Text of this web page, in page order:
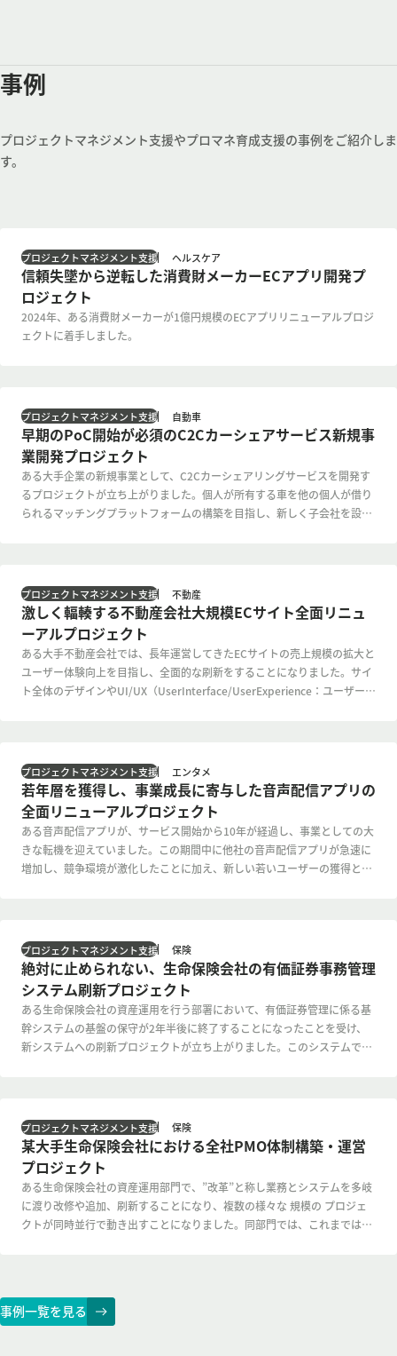
事例
プロジェクトマネジメント支援やプロマネ育成支援の事例をご紹介しま
す。
信頼失墜から逆転した消費財メーカーECアプリ開発プ
ロジェクト
2024年、ある消費財メーカーが1億円規模のECアプリリニューアルプロジ
ェクトに着手しました。
プロジェクトマネジメント支援 ヘルスケア
早期のPoC開始が必須のC2Cカーシェアサービス新規事
業開発プロジェクト
ある大手企業の新規事業として、C2Cカーシェアリングサービスを開発す
るプロジェクトが立ち上がりました。個人が所有する車を他の個人が借り
られるマッチングプラットフォームの構築を目指し、新しく子会社を設立
プロジェクトマネジメント支援 自動車
激しく輻輳する不動産会社大規模ECサイト全面リニュ
ーアルプロジェクト
ある大手不動産会社では、長年運営してきたECサイトの売上規模の拡大と
ユーザー体験向上を目指し、全面的な刷新をすることになりました。サイ
ト全体のデザインやUI/UX（UserInterface/UserExperience：ユーザーイ
を目指しました。
プロジェクトマネジメント支援 不動産
若年層を獲得し、事業成長に寄与した音声配信アプリの
全面リニューアルプロジェクト
ある音声配信アプリが、サービス開始から10年が経過し、事業としての大
きな転機を迎えていました。この期間中に他社の音声配信アプリが急速に
増加し、競争環境が激化したことに加え、新しい若いユーザーの獲得とラ
プロジェクトマネジメント支援 エンタメ
絶対に止められない、生命保険会社の有価証券事務管理
システム刷新プロジェクト
ある生命保険会社の資産運用を行う部署において、有価証券管理に係る基
幹システムの基盤の保守が2年半後に終了することになったことを受け、
新システムへの刷新プロジェクトが立ち上がりました。このシステムで
プロジェクトマネジメント支援 保険
某大手生命保険会社における全社PMO体制構築・運営
プロジェクト
ある生命保険会社の資産運用部門で、”改革”と称し業務とシステムを多岐
に渡り改修や追加、刷新することになり、複数の様々な 規模の プロジェ
クトが同時並行で動き出すことになりました。同部門では、これまでは保
えば、 複雑な状況下でも運営させることが出来るだけの進捗管理や課題管
理などの統一ルールや管理資料や成果物などの雛形が存在せず、案件毎に
プロジェクトマネジメント支援 保険
事例一覧を見る